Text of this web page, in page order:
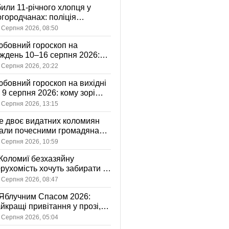
11-річного хлопця у
поліція
обставини ДТП
Серпня 2026, 08:50
гороскоп на
10–16 серпня 2026:
зорі готують у стосунках
знаку
Серпня 2026, 20:22
гороскоп на вихідні
9 серпня 2026: кому зорі
ніжність, а кому —
розмову
Серпня 2026, 13:15
двоє видатних коломиян
почесними громадянами
Серпня 2026, 10:59
безхазяйну
хочуть забирати у
громади: що це
Серпня 2026, 08:47
Спасом 2026:
привітання у прозі,
та картинках
Серпня 2026, 05:04